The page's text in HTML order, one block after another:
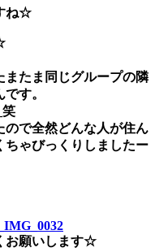
ね☆
またま同じグループの隣
す。
笑
ので全然どんな人が住ん
ちゃびっくりしましたー
お願いします☆